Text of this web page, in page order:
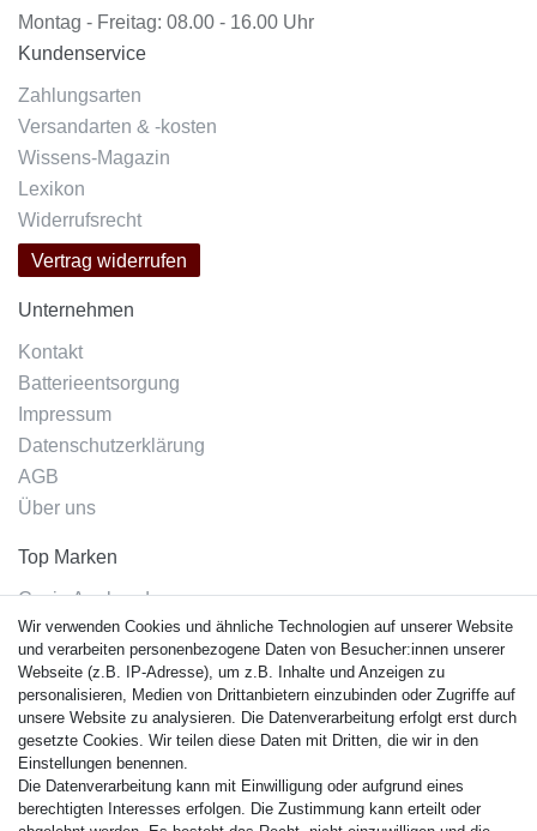
Montag - Freitag: 08.00 - 16.00 Uhr
Kundenservice
Zahlungsarten
Versandarten & -kosten
Wissens-Magazin
Lexikon
Widerrufsrecht
Vertrag widerrufen
Unternehmen
Kontakt
Batterieentsorgung
Impressum
Datenschutzerklärung
AGB
Über uns
Top Marken
Casio Armband
Festina Armband
Citizen Armband
M. Lacroix Armband
J. Lemans Armband
Uhrenarmbänder - Alle
Sicherheit
Wir verwenden Cookies und ähnliche Technologien auf unserer Website
und verarbeiten personenbezogene Daten von Besucher:innen unserer
Webseite (z.B. IP-Adresse), um z.B. Inhalte und Anzeigen zu
personalisieren, Medien von Drittanbietern einzubinden oder Zugriffe auf
unsere Website zu analysieren. Die Datenverarbeitung erfolgt erst durch
gesetzte Cookies. Wir teilen diese Daten mit Dritten, die wir in den
Einstellungen benennen.
Die Datenverarbeitung kann mit Einwilligung oder aufgrund eines
berechtigten Interesses erfolgen. Die Zustimmung kann erteilt oder